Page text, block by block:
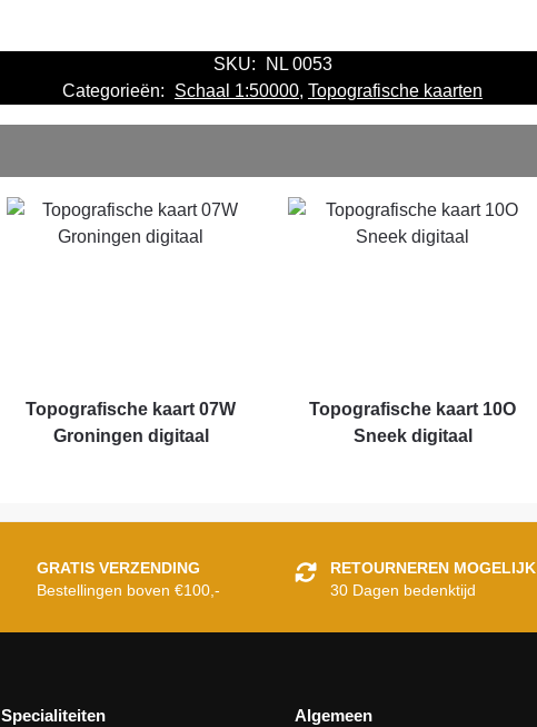
SKU:
NL 0053
Categorieën:
Schaal 1:50000, Topografische kaarten
Topografische kaart 07W
Groningen digitaal
Topografische kaart 10O
Sneek digitaal
GRATIS VERZENDING
Bestellingen boven €100,-
RETOURNEREN MOGELIJK
30 Dagen bedenktijd
Specialiteiten Algemeen